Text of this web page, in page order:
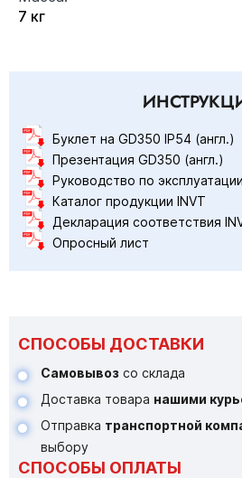
7 кг
Буклет на GD350 IP54 (англ.)
Презентация GD350 (англ.)
Руководство по
Каталог продукции INVT
Декларация соответствия
Опросный лист
СПОСОБЫ ДОСТАВКИ
Самовывоз со склада
Доставка товара нашими
Отправка транспортной
выбору
СПОСОБЫ ОПЛАТЫ